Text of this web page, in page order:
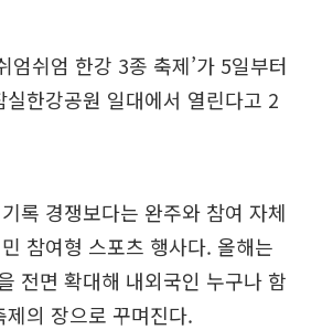
엄쉬엄 한강 3종 축제’가 5일부터
한강공원 일대에서 열린다고 2
록 경쟁보다는 완주와 참여 자체
참여형 스포츠 행사다. 올해는
전면 확대해 내외국인 누구나 함
의 장으로 꾸며진다.